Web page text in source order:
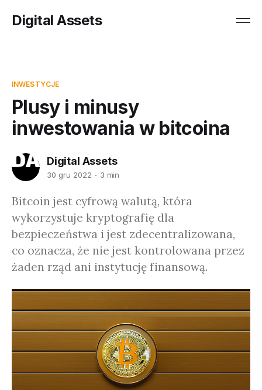
Digital Assets
INWESTYCJE
Plusy i minusy
inwestowania w bitcoina
Digital Assets
30 gru 2022 3 min
Bitcoin jest cyfrową walutą, która
wykorzystuje kryptografię dla
bezpieczeństwa i jest zdecentralizowana,
co oznacza, że nie jest kontrolowana przez
żaden rząd ani instytucję finansową.